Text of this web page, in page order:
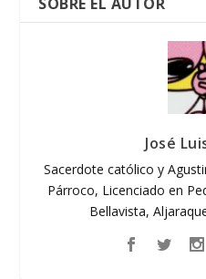
José
Sacerdote católico y
Párroco, Licenciado en
Bellavista,